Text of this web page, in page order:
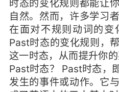
时态的变化规则都能让
自然。然而，许多学习
在面对不规则动词的变
Past时态的变化规则，
这一时态，从而提升你
Past时态？ Past时态，
发生的事件或动作。它